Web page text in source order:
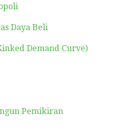
Daya Beli
Demand Curve)
Pemikiran